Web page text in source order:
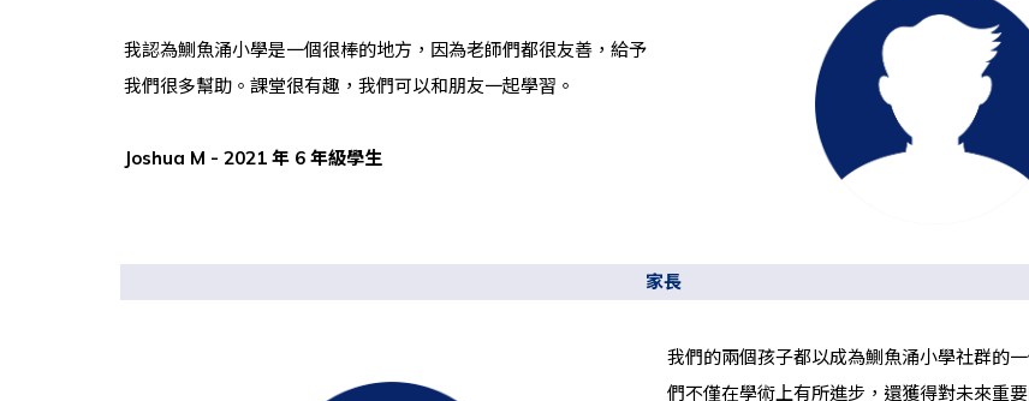
我認為鰂魚涌小學是一個很棒的地方，因為老師們都很友善，給予
我們很多幫助。課堂很有趣，我們可以和朋友一起學習。
Joshua M - 2021 年 6 年級學生
家長
我們的兩個孩子都以成為鰂魚涌小學社群的
們不僅在學術上有所進步，還獲得對未來重